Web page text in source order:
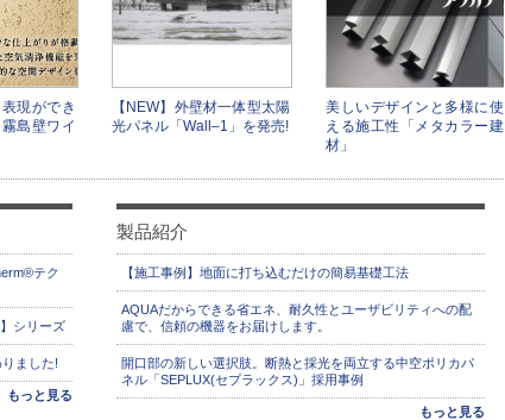
現ができ
島壁ワイ
【NEW】外壁材一体型太陽
光パネル「Wall–1」を発売!
美しいデザインと多様に使
える施工性「メタカラー建
材」
テク
シリーズ
ました!
もっと見る
製品紹介
【施工事例】地面に打ち込むだけの簡易基礎工法
AQUAだからできる省エネ、耐久性とユーザビリティへの配
慮で、信頼の機器をお届けします。
開口部の新しい選択肢。断熱と採光を両立する中空ポリカパ
ネル「SEPLUX(セプラックス)」採用事例
もっと見る